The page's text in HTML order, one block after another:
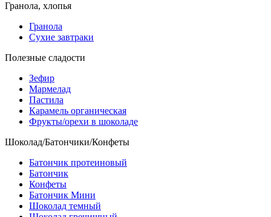
Гранола, хлопья
Гранола
Сухие завтраки
Полезные сладости
Зефир
Мармелад
Пастила
Карамель органическая
Фрукты/орехи в шоколаде
Шоколад/Батончики/Конфеты
Батончик протеиновый
Батончик
Конфеты
Батончик Мини
Шоколад темный